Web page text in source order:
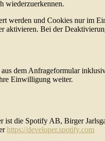
wiederzuerkennen.
werden und Cookies nur im
aktivieren. Bei der
dem Anfrageformular
Einwilligung weiter.
die Spotify AB, Birger
https://developer.spotify.com